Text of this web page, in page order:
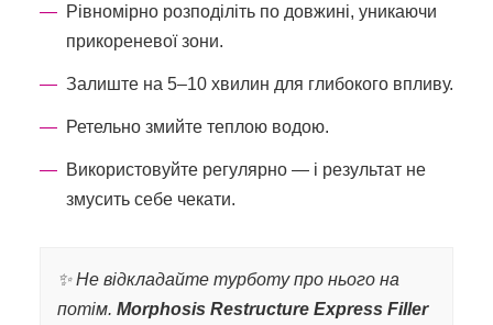
Рівномірно розподіліть по довжині, уникаючи
прикореневої зони.
Залиште на 5–10 хвилин для глибокого впливу.
Ретельно змийте теплою водою.
Використовуйте регулярно — і результат не
змусить себе чекати.
✨ Не відкладайте турботу про нього на
потім. Morphosis Restructure Express Filler